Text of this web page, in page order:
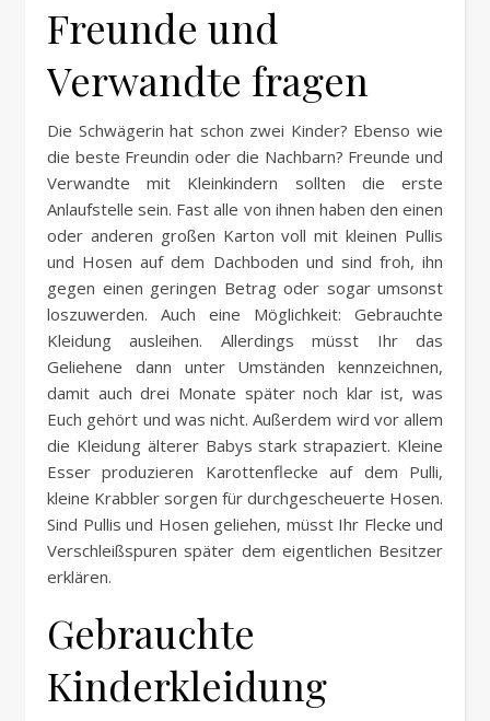
Freunde und
Verwandte fragen
Die Schwägerin hat schon zwei Kinder? Ebenso wie
die beste Freundin oder die Nachbarn? Freunde und
Verwandte mit Kleinkindern sollten die erste
Anlaufstelle sein. Fast alle von ihnen haben den einen
oder anderen großen Karton voll mit kleinen Pullis
und Hosen auf dem Dachboden und sind froh, ihn
gegen einen geringen Betrag oder sogar umsonst
loszuwerden. Auch eine Möglichkeit: Gebrauchte
Kleidung ausleihen. Allerdings müsst Ihr das
Geliehene dann unter Umständen kennzeichnen,
damit auch drei Monate später noch klar ist, was
Euch gehört und was nicht. Außerdem wird vor allem
die Kleidung älterer Babys stark strapaziert. Kleine
Esser produzieren Karottenflecke auf dem Pulli,
kleine Krabbler sorgen für durchgescheuerte Hosen.
Sind Pullis und Hosen geliehen, müsst Ihr Flecke und
Verschleißspuren später dem eigentlichen Besitzer
erklären.
Gebrauchte
Kinderkleidung